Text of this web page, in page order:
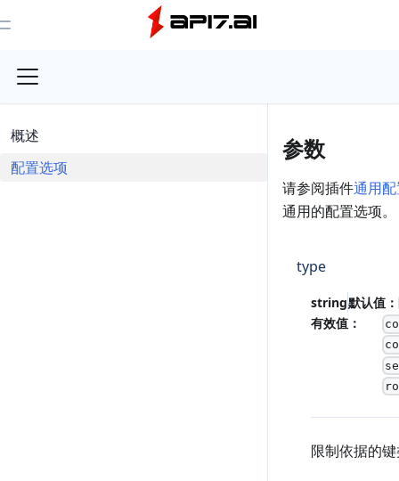
Toggle Menu
概述
配置选项
参数
请参阅插件通用
通用的配置选项。
type
string默认值：
有效值：
限制依据的